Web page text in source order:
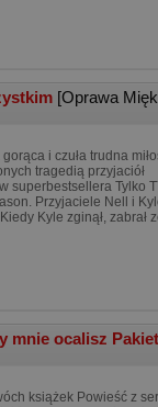
[Oprawa
i czuła trudna
tragedią przyjaciół
superbestsellera Tylko
Przyjaciele Nell i
Kyle zginął, zabrał
mnie ocalisz Pakiet
książek Powieść z